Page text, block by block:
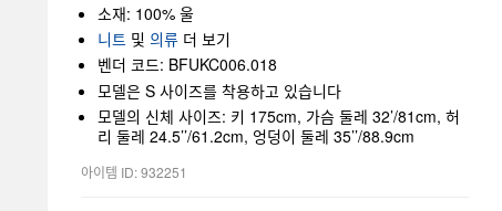
소재: 100% 울
니트 및 의류 더 보기
벤더 코드: BFUKC006.018
모델은 S 사이즈를 착용하고 있습니다
모델의 신체 사이즈: 키 175cm, 가슴 둘레 32’/81cm, 허
리 둘레 24.5’’/61.2cm, 엉덩이 둘레 35’’/88.9cm
아이템 ID: 932251